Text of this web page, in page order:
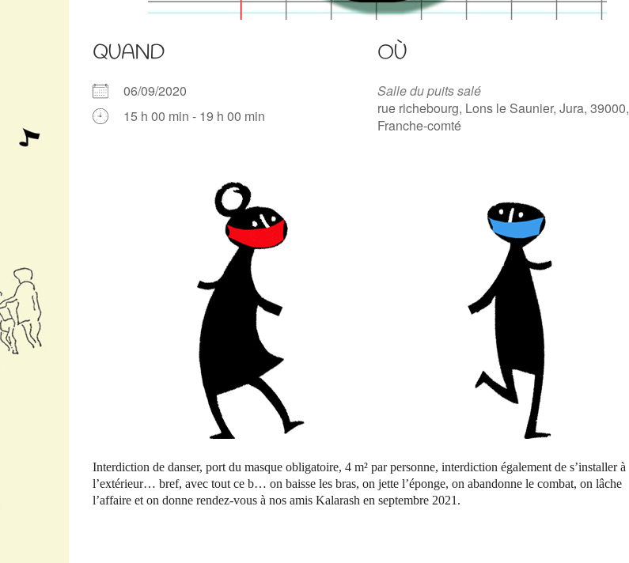
QUAND
06/09/2020
15 h 00 min - 19 h 00 min
OÙ
Salle du puits salé
rue richebourg, Lons le Saunier, Jura, 39000,
Franche-comté
Interdiction de danser, port du masque obligatoire, 4 m² par personne, interdiction également de s’installer à
l’extérieur… bref, avec tout ce b… on baisse les bras, on jette l’éponge, on abandonne le combat, on lâche
l’affaire et on donne rendez-vous à nos amis Kalarash en septembre 2021.